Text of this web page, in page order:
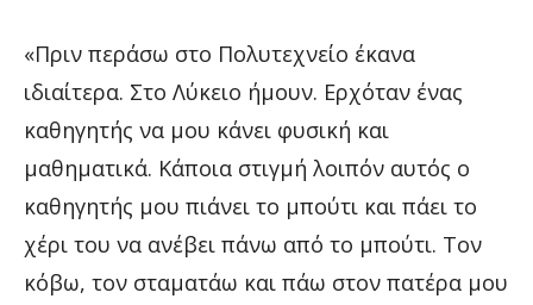
«Πριν περάσω στο Πολυτεχνείο έκανα
ιδιαίτερα. Στο Λύκειο ήμουν. Ερχόταν ένας
καθηγητής να μου κάνει φυσική και
μαθηματικά. Κάποια στιγμή λοιπόν αυτός ο
καθηγητής μου πιάνει το μπούτι και πάει το
χέρι του να ανέβει πάνω από το μπούτι. Τον
κόβω, τον σταματάω και πάω στον πατέρα μου